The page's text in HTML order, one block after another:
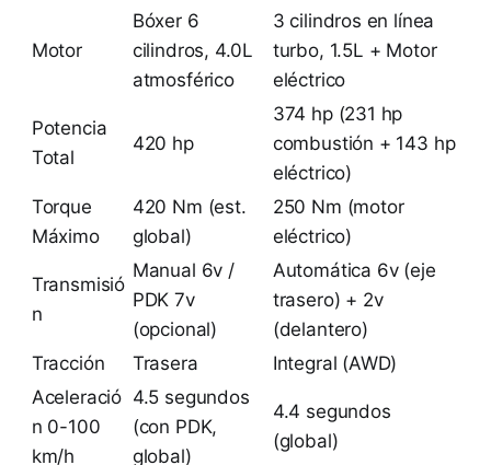
Motor
Bóxer 6
cilindros, 4.0L
atmosférico
3 cilindros en línea
turbo, 1.5L + Motor
eléctrico
Potencia
Total
420 hp
374 hp (231 hp
combustión + 143 hp
eléctrico)
Torque
Máximo
420 Nm (est.
global)
250 Nm (motor
eléctrico)
Transmisió
n
Manual 6v /
PDK 7v
(opcional)
Automática 6v (eje
trasero) + 2v
(delantero)
Tracción
Trasera
Integral (AWD)
Aceleració
n 0-100
km/h
4.5 segundos
(con PDK,
global)
4.4 segundos
(global)